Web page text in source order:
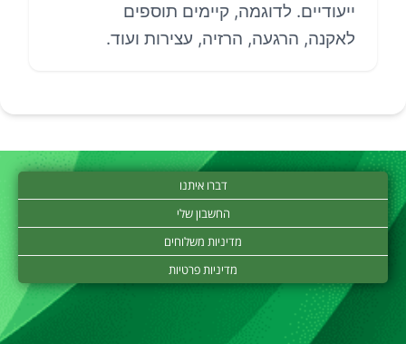
ייעודיים. לדוגמה, קיימים תוספים
לאקנה, הרגעה, הרזיה, עצירות ועוד.
דברו איתנו
החשבון שלי
מדיניות משלוחים
מדיניות פרטיות